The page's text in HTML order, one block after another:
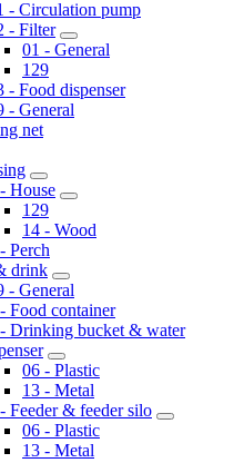
- Circulation pump
- Filter
01 - General
129
- Food dispenser
- General
net
House
129
14 - Wood
Perch
drink
- General
Food container
Drinking bucket & water
06 - Plastic
13 - Metal
Feeder & feeder silo
06 - Plastic
13 - Metal